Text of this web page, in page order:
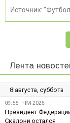
Источник:
Лента
8 августа, суббота
09:55 ЧМ-2026
Президент
Скалони остался